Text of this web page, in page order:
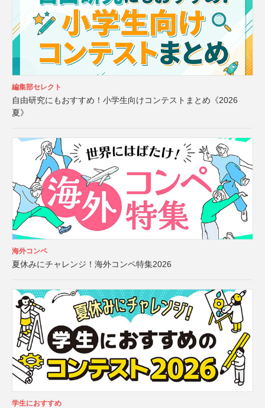
編集部セレクト
自由研究にもおすすめ！小学生向けコンテストまとめ《2026
夏》
海外コンペ
夏休みにチャレンジ！海外コンペ特集2026
学生におすすめ